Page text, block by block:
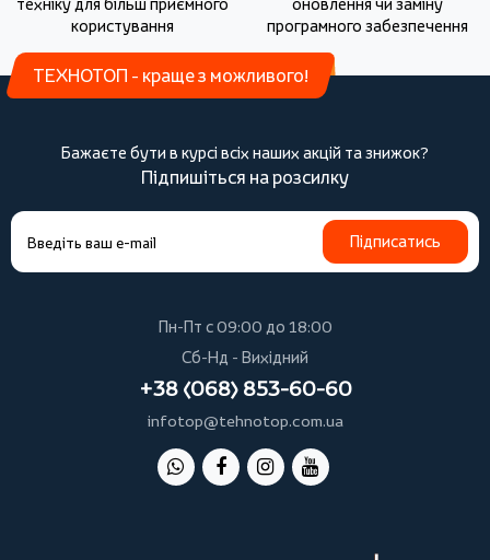
користування
програмного забезпечення
ТЕХНОТОП - краще з можливого!
Бажаєте бути в курсі всіх наших акцій та знижок?
Підпишіться на розсилку
Підписатись
Пн-Пт с 09:00 до 18:00
Сб-Нд - Вихідний
+38 (068) 853-60-60
infotop@tehnotop.com.ua